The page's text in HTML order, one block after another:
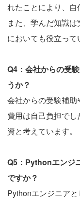
れたことにより、自
また、学んだ知識
においても役立って
Q4：会社からの受
うか？
会社からの受験補
費用は自己負担で
資と考えています。
Q5：Pythonエンジ
ですか？
Pythonエンジニア